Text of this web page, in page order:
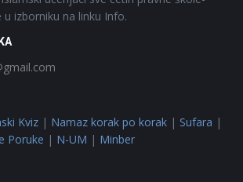
u izborniku na linku Info.
Kviz | Namaz korak po korak | Sufara |
Poruke | N-UM | Minber